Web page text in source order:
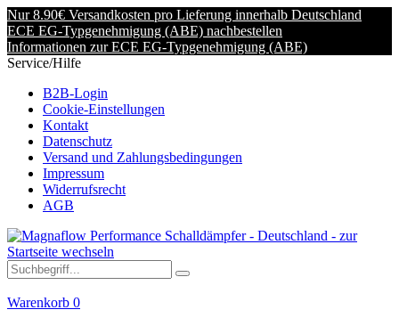
Nur 8.90€ Versandkosten pro Lieferung innerhalb Deutschland
ECE EG-Typgenehmigung (ABE) nachbestellen
Informationen zur ECE EG-Typgenehmigung (ABE)
Service/Hilfe
B2B-Login
Cookie-Einstellungen
Kontakt
Datenschutz
Versand und Zahlungsbedingungen
Impressum
Widerrufsrecht
AGB
Warenkorb 0